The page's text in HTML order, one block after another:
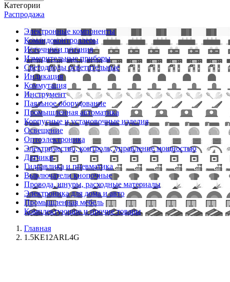
Категории
Распродажа
Электронные компоненты
Командоконтроллеры
Источники питания
Измерительные приборы
Светодиоды осветительные
Индикация
Коммутация
Инструмент
Паяльное оборудование
Промышленная автоматика
Корпусные и установочные изделия
Освещение
Оптоэлектроника
Электричество, контроль, управление мощностью
Датчики
Гидравлика и пневматика
Выключатели кнопочные
Провода, шнуры, расходные материалы
Электроника для дома и авто
Промышленная мебель
Комплектующие и прочие товары
Главная
1.5KE12ARL4G